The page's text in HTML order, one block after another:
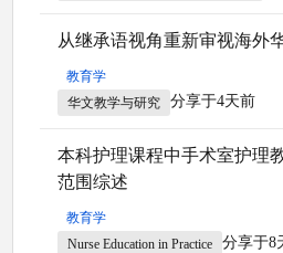
从继承语视角重新审视海外
教育学
华文教学与研究
分享于4天前
本科护理课程中手术室护理
范围综述
教育学
Nurse Education in Practice
分享于8